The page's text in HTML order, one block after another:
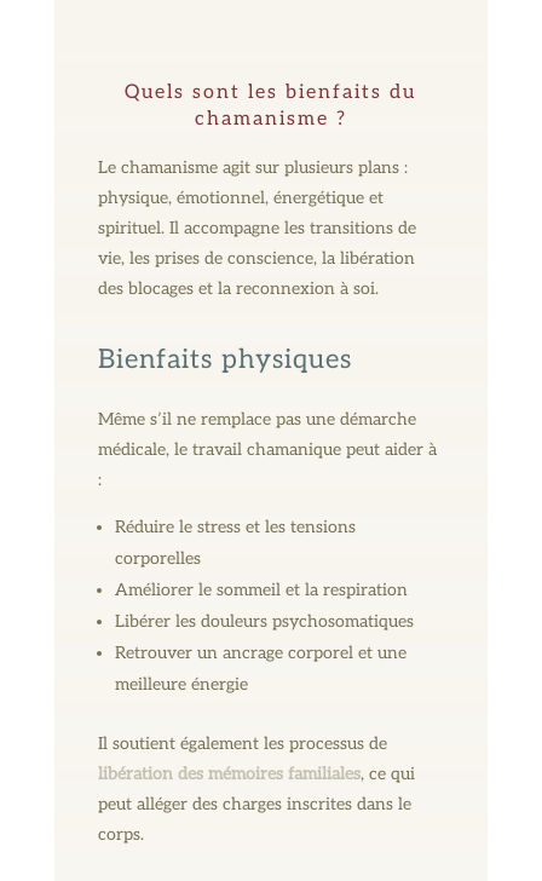
Quels sont les bienfaits du
chamanisme ?
Le chamanisme agit sur plusieurs plans :
physique, émotionnel, énergétique et
spirituel. Il accompagne les transitions de
vie, les prises de conscience, la libération
des blocages et la reconnexion à soi.
Bienfaits physiques
Même s’il ne remplace pas une démarche
médicale, le travail chamanique peut aider à
:
Réduire le stress et les tensions
corporelles
Améliorer le sommeil et la respiration
Libérer les douleurs psychosomatiques
Retrouver un ancrage corporel et une
meilleure énergie
Il soutient également les processus de
libération des mémoires familiales, ce qui
peut alléger des charges inscrites dans le
corps.